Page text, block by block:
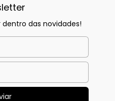
das novidades!